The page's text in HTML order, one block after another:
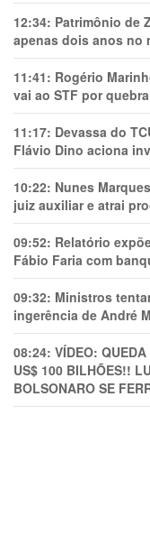
12:34: Patrimônio de
apenas dois anos no
11:41: Rogério
vai ao STF por
11:17: Devassa do
Flávio Dino aciona
10:22: Nunes
juiz auxiliar e atrai
09:52: Relatório
Fábio Faria com
09:32: Ministros
ingerência de André
08:24: VÍDEO:
US$ 100 BILHÕES!!
BOLSONARO SE